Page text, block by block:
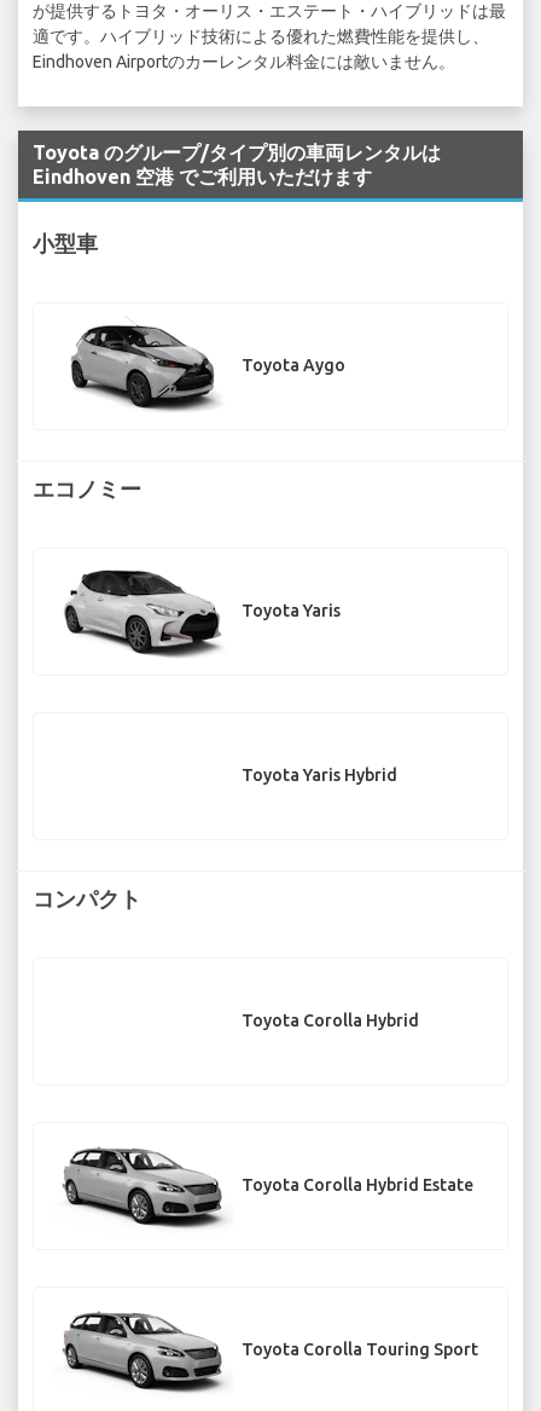
が提供するトヨタ・オーリス・エステート・ハイブリッドは最
適です。ハイブリッド技術による優れた燃費性能を提供し、
Eindhoven Airportのカーレンタル料金には敵いません。
Toyota のグループ/タイプ別の車両レンタルは
Eindhoven 空港 でご利用いただけます
小型車
Toyota Aygo
エコノミー
Toyota Yaris
Toyota Yaris Hybrid
コンパクト
Toyota Corolla Hybrid
Toyota Corolla Hybrid Estate
Toyota Corolla Touring Sport